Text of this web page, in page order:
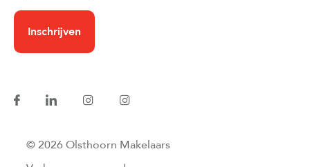
Inschrijven
© 2026 Olsthoorn Makelaars